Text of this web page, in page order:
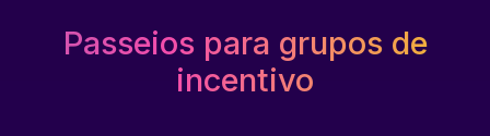
Passeios para grupos de
incentivo